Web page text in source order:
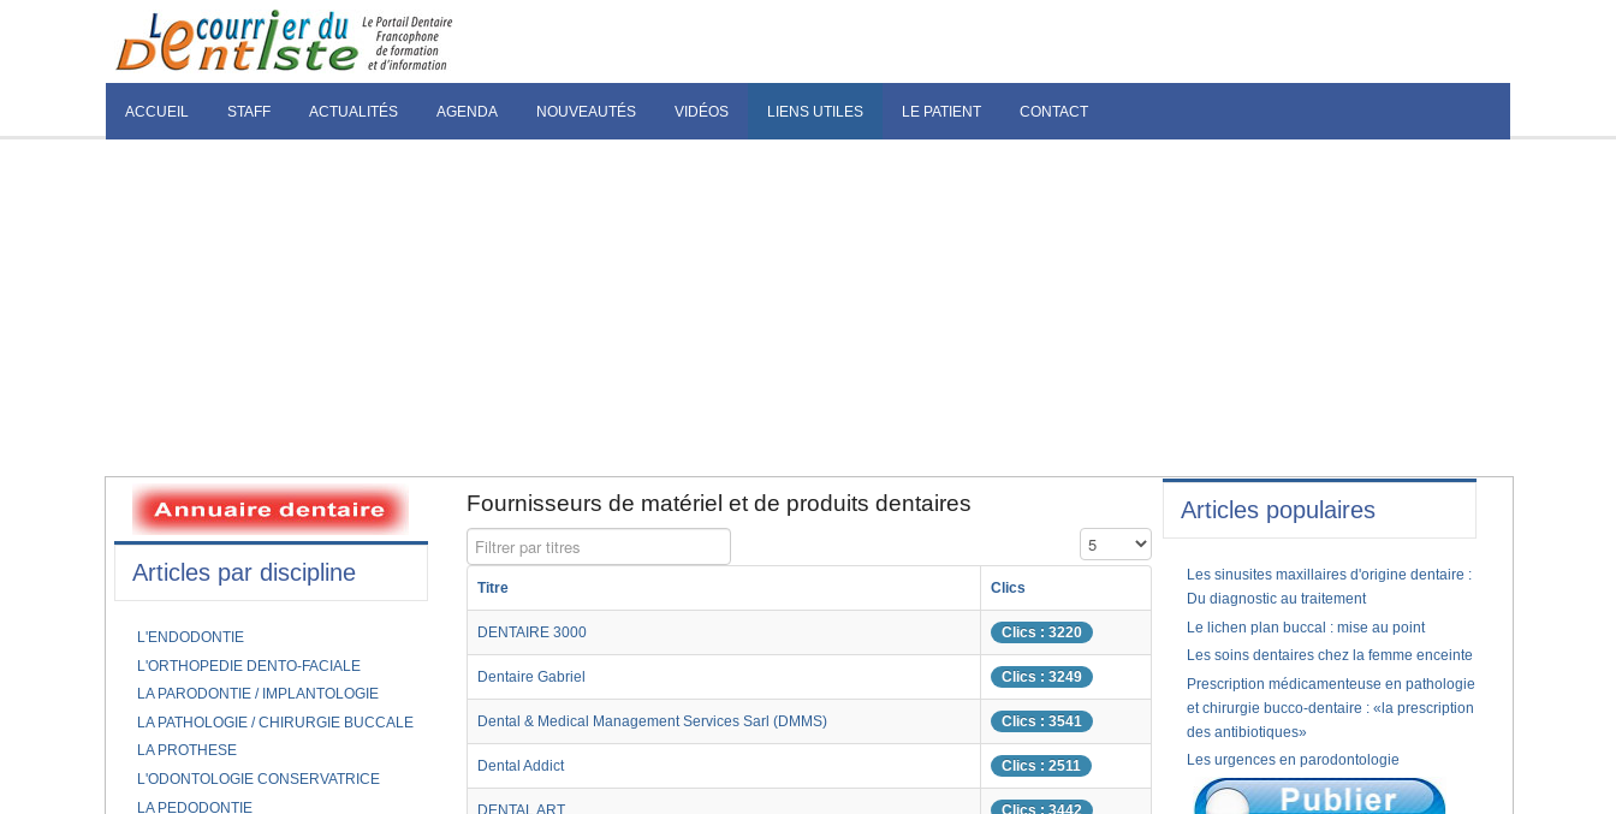
ACCUEIL STAFF ACTUALITÉS AGENDA NOUVEAUTÉS VIDÉOS LIENS UTILES LE PATIENT CONTACT
Fournisseurs de matériel et de produits dentaires
Filtrer par titres Affichage #
Titre Clics
DENTAIRE 3000 Clics : 3220
Dentaire Gabriel Clics : 3249
Dental & Medical Management Services Sarl (DMMS) Clics : 3541
Dental Addict Clics : 2511
DENTAL ART Clics : 3442
Articles par discipline
L'ENDODONTIE
L'ORTHOPEDIE DENTO-FACIALE
LA PARODONTIE / IMPLANTOLOGIE
LA PATHOLOGIE / CHIRURGIE BUCCALE
LA PROTHESE
L'ODONTOLOGIE CONSERVATRICE
LA PEDODONTIE
Articles populaires
Les sinusites maxillaires d'origine dentaire :
Du diagnostic au traitement
Le lichen plan buccal : mise au point
Les soins dentaires chez la femme enceinte
Prescription médicamenteuse en pathologie
et chirurgie bucco-dentaire : «la prescription
des antibiotiques»
Les urgences en parodontologie